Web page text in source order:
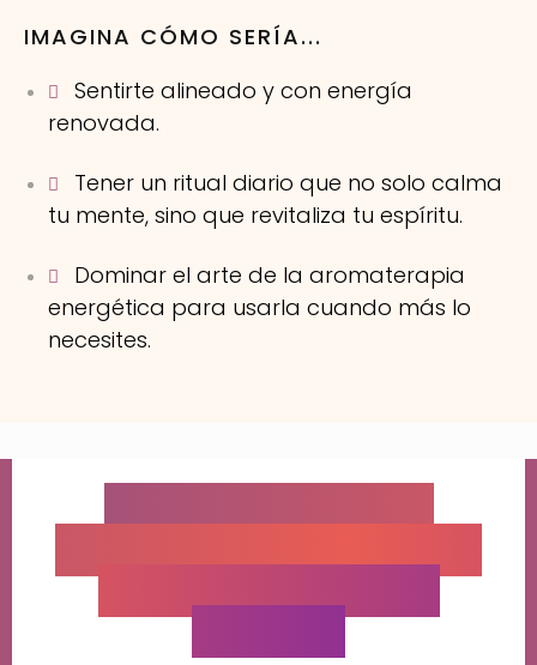
IMAGINA CÓMO SERÍA...
Sentirte alineado y con energía
renovada.
Tener un ritual diario que no solo calma
tu mente, sino que revitaliza tu espíritu.
Dominar el arte de la aromaterapia
energética para usarla cuando más lo
necesites.
Esto no es solo un
programa, es una guía
hacia tu bienestar